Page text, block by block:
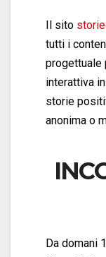
Il sito
tutti i
progettuale
interattiva
storie
anonima o
Da domani